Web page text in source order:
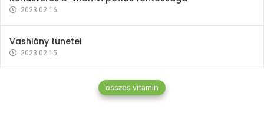
2023.02.16.
Vashiány tünetei
2023.02.15.
összes vitamin